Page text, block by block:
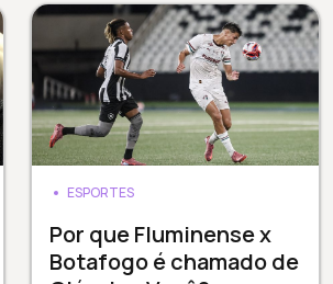
ESPORTES
Por que Fluminense x
Botafogo é chamado de